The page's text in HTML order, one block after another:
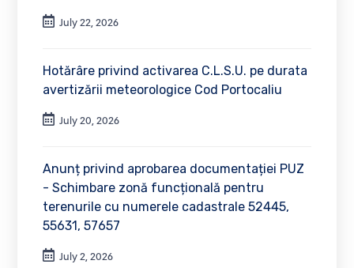
July 22, 2026
Hotărâre privind activarea C.L.S.U. pe durata
avertizării meteorologice Cod Portocaliu
July 20, 2026
Anunț privind aprobarea documentației PUZ
- Schimbare zonă funcțională pentru
terenurile cu numerele cadastrale 52445,
55631, 57657
July 2, 2026